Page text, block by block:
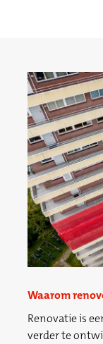
Waarom
Renovatie is
verder te